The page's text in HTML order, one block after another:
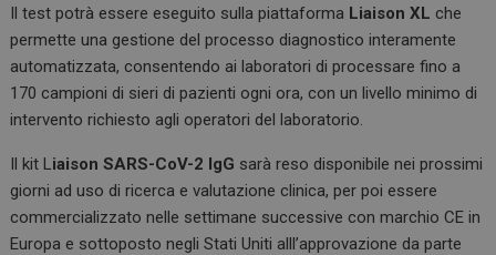
Il test potrà essere eseguito sulla piattaforma Liaison XL che
permette una gestione del processo diagnostico interamente
automatizzata, consentendo ai laboratori di processare fino a
170 campioni di sieri di pazienti ogni ora, con un livello minimo di
intervento richiesto agli operatori del laboratorio.
Il kit Liaison SARS-CoV-2 IgG sarà reso disponibile nei prossimi
giorni ad uso di ricerca e valutazione clinica, per poi essere
commercializzato nelle settimane successive con marchio CE in
Europa e sottoposto negli Stati Uniti alll’approvazione da parte